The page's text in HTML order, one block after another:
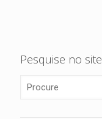
Pesquise no site